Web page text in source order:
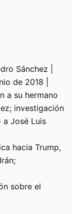
Sánchez |
de 2018 |
a su hermano
investigación
a José Luis
hacia Trump,
sobre el